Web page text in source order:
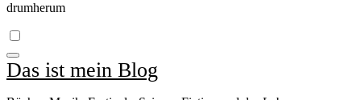
drumherum
Das ist mein Blog